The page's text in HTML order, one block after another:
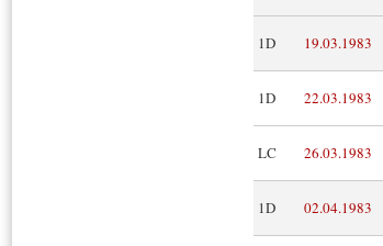
1D 19.03.1983
1D 22.03.1983
LC 26.03.1983
1D 02.04.1983